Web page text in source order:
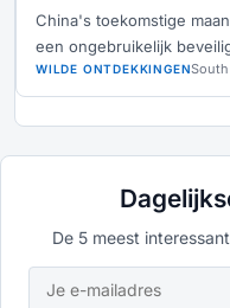
China's toekomstige
een ongebruikelijk
WILDE ONTDEKKINGEN
De 5 meest